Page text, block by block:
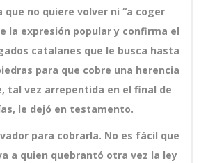
que no quiere volver ni “a coger
la expresión popular y confirma el
catalanes que le busca hasta
para que cobre una herencia
tal vez arrepentida en el final de
le dejó en testamento.
para cobrarla. No es fácil que
a quien quebrantó otra vez la ley